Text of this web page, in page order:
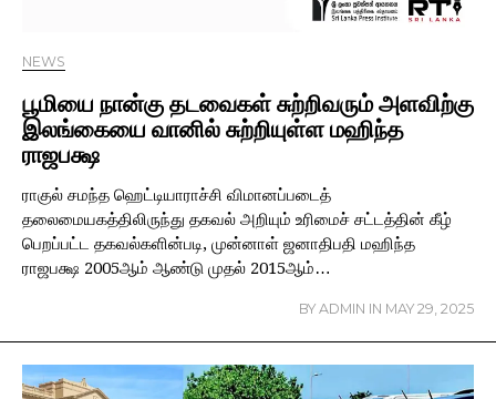
NEWS
பூமியை நான்கு தடவைகள் சுற்றிவரும் அளவிற்கு
இலங்கையை வானில் சுற்றியுள்ள மஹிந்த
ராஜபக்ஷ
ராகுல் சமந்த ஹெட்டியாராச்சி விமானப்படைத்
தலைமையகத்திலிருந்து தகவல் அறியும் உரிமைச் சட்டத்தின் கீழ்
பெறப்பட்ட தகவல்களின்படி, முன்னாள் ஜனாதிபதி மஹிந்த
ராஜபக்ஷ 2005ஆம் ஆண்டு முதல் 2015ஆம்…
BY ADMIN IN MAY 29, 2025